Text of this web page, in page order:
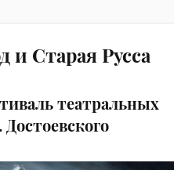
и Старая Русса
театральных